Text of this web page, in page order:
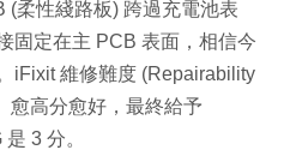
(柔性綫路板) 跨過充電池表
固定在主 PCB 表面，相信今
iFixit 維修難度 (Repairability
愈高分愈好，最終給予
3 分。